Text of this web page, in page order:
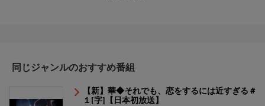
同じジャンルのおすすめ番組
【新】華◆それでも、恋をするには近すぎる＃
１[字]【日本初放送】